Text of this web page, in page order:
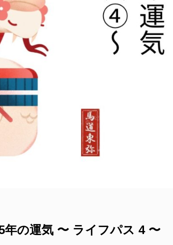
年の運気 〜 ライフパス 4 〜